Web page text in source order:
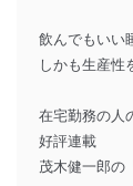
飲んでもいい
しかも生産性
在宅勤務の人
好評連載
茂木健一郎の